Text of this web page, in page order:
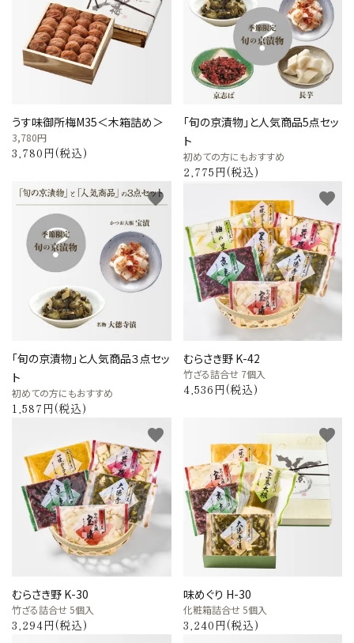
うす味御所梅M35＜木箱詰め＞
3,780円
3,780円(税込)
「旬の京漬物」と人気商品5点セッ
ト
初めての方にもおすすめ
2,775円(税込)
「旬の京漬物」と人気商品３点セッ
ト
初めての方にもおすすめ
1,587円(税込)
favorite
むらさき野 K-42
竹ざる詰合せ 7個入
4,536円(税込)
favorite
むらさき野 K-30
竹ざる詰合せ 5個入
3,294円(税込)
favorite
味めぐり H-30
化粧箱詰合せ 5個入
3,240円(税込)
favorite